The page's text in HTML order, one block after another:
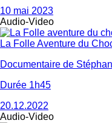
10 mai 2023
Audio-Video
La Folle Aventure du
Documentaire de
Durée 1h45
20.12.2022
Audio-Video